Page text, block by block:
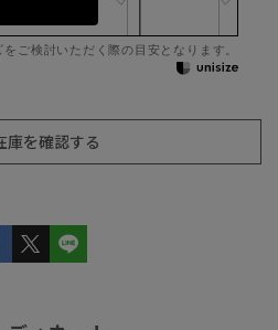
ご検討いただく際の目安となります。